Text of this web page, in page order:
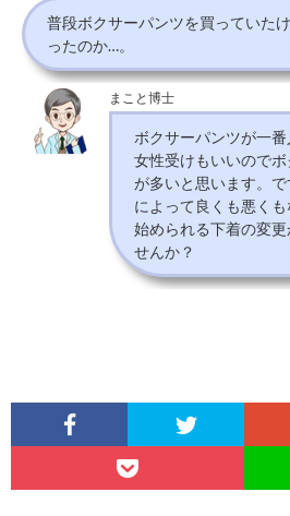
普段ボクサーパンツを買っていた
ったのか…。
まこと博士
ボクサーパンツが一番
女性受けもいいので
が多いと思います。
によって良くも悪く
始められる下着の変
せんか？